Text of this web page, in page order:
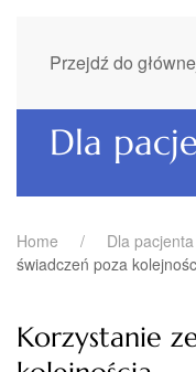
Przejdź do
Dla
Home Dla pacjenta
świadczeń poza
Korzystanie